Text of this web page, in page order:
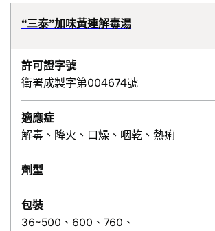
“三泰”加味黃連解毒湯
許可證字號
衛署成製字第004674號
適應症
解毒、降火、口燥、咽乾、熱痢
劑型
包裝
36~500、600、760、